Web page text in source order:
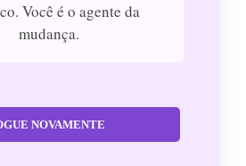
Você é o agente da
mudança.
NOVAMENTE